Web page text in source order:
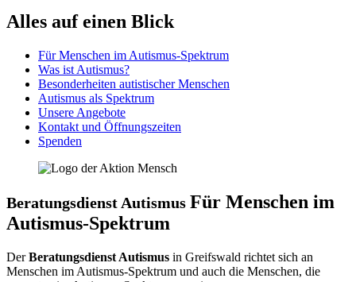
Alles auf einen Blick
Für Menschen im Autismus-Spektrum
Was ist Autismus?
Besonderheiten autistischer Menschen
Autismus als Spektrum
Unsere Angebote
Kontakt und Öffnungszeiten
Spenden
Beratungsdienst Autismus Für Menschen im
Autismus-Spektrum
DerBeratungsdienst Autismus in Greifswald richtet sich an
Menschen im Autismus-Spektrum und auch die Menschen, die